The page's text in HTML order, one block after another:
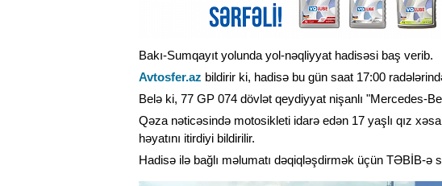
Bakı-Sumqayıt yolunda yol-nəqliyyat hadisəsi baş verib.
Avtosfer.az bildirir ki, hadisə bu gün saat 17:00
Belə ki, 77 GP 074 dövlət qeydiyyat nişanlı "Mercedes-
Qəza nəticəsində motosikleti idarə edən 17 yaşlı qız
həyatını itirdiyi bildirilir.
Hadisə ilə bağlı məlumatı dəqiqləşdirmək üçün TƏBİB-ə